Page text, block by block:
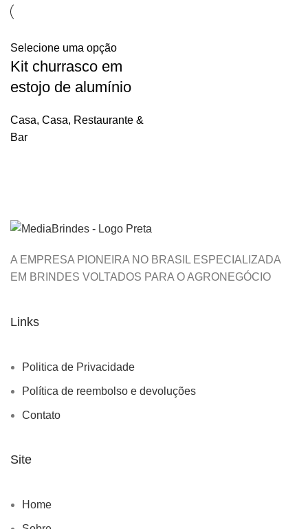
Selecione uma opção
Kit churrasco em
estojo de alumínio
Casa, Casa, Restaurante &
Bar
A EMPRESA PIONEIRA NO BRASIL ESPECIALIZADA
EM BRINDES VOLTADOS PARA O AGRONEGÓCIO
Links
Politica de Privacidade
Política de reembolso e devoluções
Contato
Site
Home